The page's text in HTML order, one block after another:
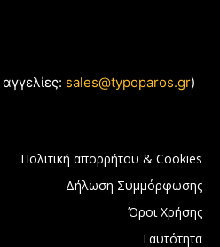
αγγελίες: sales@typoparos.gr)
Πολιτική απορρήτου & Cookies
Δήλωση Συμμόρφωσης
Όροι Χρήσης
Ταυτότητα